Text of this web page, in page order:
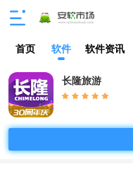
首页 软件 软件资讯
长隆旅游